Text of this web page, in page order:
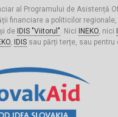
al Programului de Asistență
financiare a politicilor
și de IDIS "Viitorul". Nici INEKO, nici
, IDISsau părți terțe, sau pentru